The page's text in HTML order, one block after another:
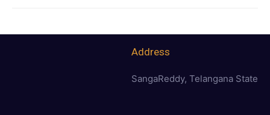
Address
SangaReddy, Telangana State